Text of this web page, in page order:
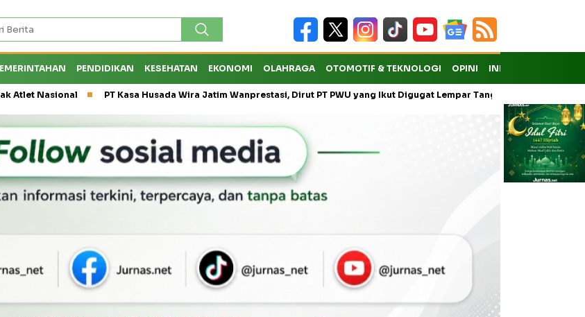
PENDIDIKAN KESEHATAN EKONOMI OLAHRAGA OTOMOTIF & TEKNOLOGI OPINI INDEKS
PT Kasa Husada Wira Jatim Wanprestasi, Dirut PT PWU yang Ikut Digugat Lempar Tanggung Jawab ke Anak Usaha